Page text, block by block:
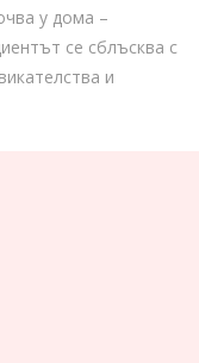
у дома –
се сблъсква с
и